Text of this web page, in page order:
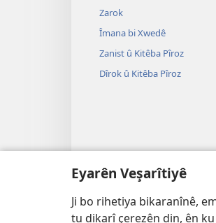
Eyarên Veşarîtiyê
Ji bo rihetiya bikaranînê,
tu dikarî çerezên din, ên
Zarok
Îmana bi Xwedê
Zanist û Kitêba Pîroz
Dîrok û Kitêba Pîroz